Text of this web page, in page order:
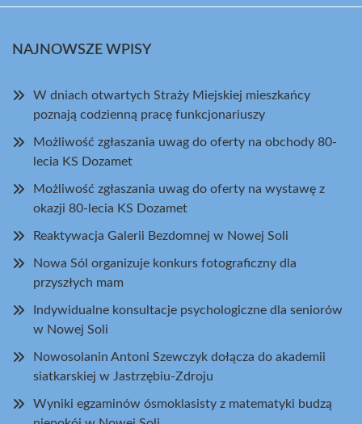
NAJNOWSZE WPISY
W dniach otwartych Straży Miejskiej mieszkańcy
poznają codzienną pracę funkcjonariuszy
Możliwość zgłaszania uwag do oferty na obchody 80-
lecia KS Dozamet
Możliwość zgłaszania uwag do oferty na wystawę z
okazji 80-lecia KS Dozamet
Reaktywacja Galerii Bezdomnej w Nowej Soli
Nowa Sól organizuje konkurs fotograficzny dla
przyszłych mam
Indywidualne konsultacje psychologiczne dla seniorów
w Nowej Soli
Nowosolanin Antoni Szewczyk dołącza do akademii
siatkarskiej w Jastrzębiu-Zdroju
Wyniki egzaminów ósmoklasisty z matematyki budzą